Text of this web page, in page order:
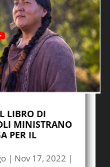
LIBRO DI
MINISTRANO
PER IL
| Nov 17, 2022 |